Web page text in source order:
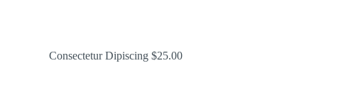
Consectetur Dipiscing$25.00